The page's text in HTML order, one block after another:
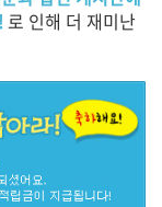
로 인해 더 재미난